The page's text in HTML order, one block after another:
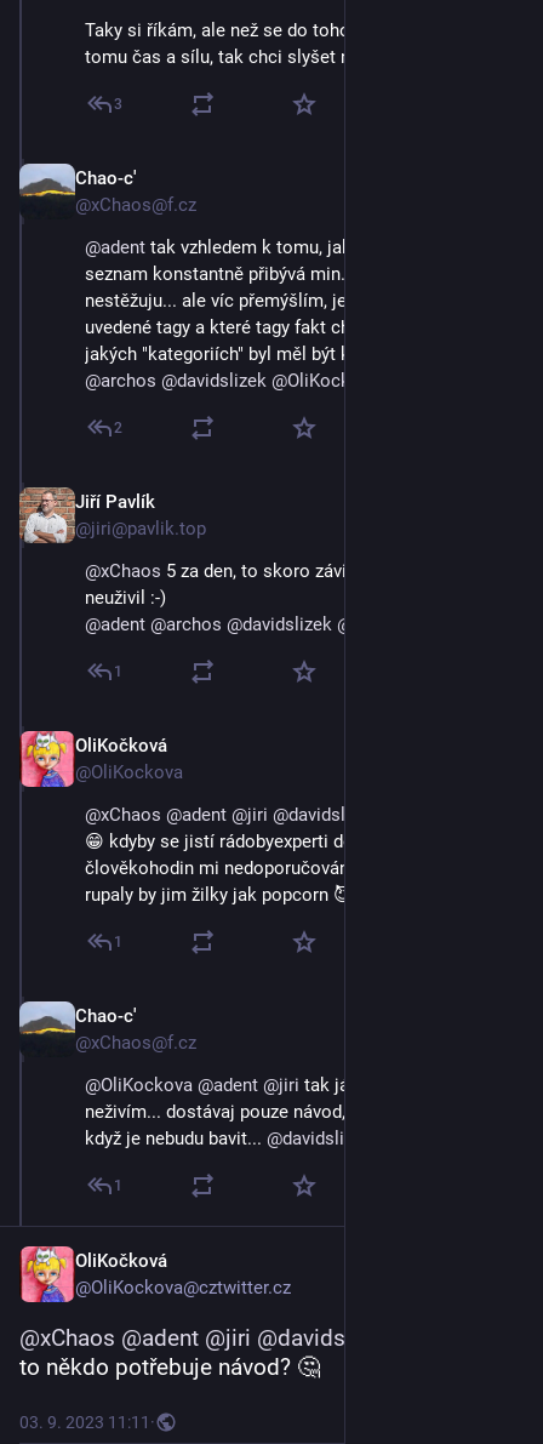
Taky si říkám, ale než se do toho pustím a věnuju
tomu čas a sílu, tak chci slyšet názory jiných.
3
Chao-c'
@xChaos@f.cz
@adent tak vzhledem k tomu, jak mi od uvedení na
seznam konstantně přibývá min. 5 lidí za den si
nestěžuju... ale víc přemýšlím, jestli mám správně
uvedené tagy a které tagy fakt chci propagovat a v
jakých "kategoriích" byl měl být k nalezení...
@archos @davidslizek @OliKockova
2
Jiří Pavlík
@jiri@pavlik.top
@xChaos 5 za den, to skoro závidím, ale asi bych to
neuživil :-)
@adent @archos @davidslizek @
1
OliKočková
@OliKockova
@xChaos @adent @jiri @davidslizek
😁 kdyby se jistí rádobyexperti dověděli, kolik peněz a
člověkohodin mi nedoporučováním registrace ušetřili,
rupaly by jim žilky jak popcorn 😈🤣🤣🤣
1
Chao-c'
@xChaos@f.cz
@OliKockova @adent @jiri tak já ty followery nijak
neživím... dostávaj pouze návod, aby mi unfollownuli,
když je nebudu bavit... @davidslizek
1
OliKočková
@OliKockova@cztwitter.cz
@xChaos @adent @jiri @davidslizek
to někdo potřebuje návod? 🤔
03. 9. 2023 11:11 ·